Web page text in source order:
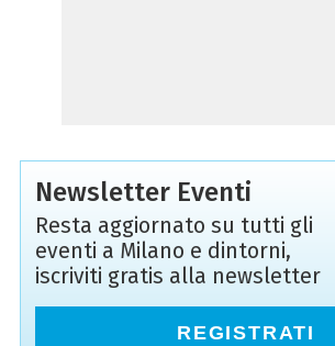
Newsletter Eventi
Resta aggiornato su tutti gli
eventi a Milano e dintorni,
iscriviti gratis alla newsletter
REGISTRATI